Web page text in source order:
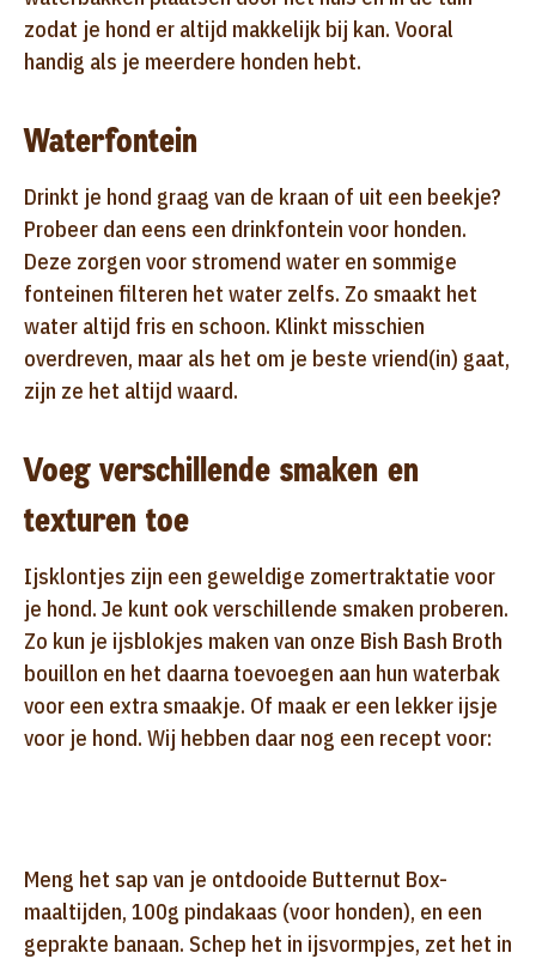
zodat je hond er altijd makkelijk bij kan. Vooral
handig als je meerdere honden hebt.
Waterfontein
Drinkt je hond graag van de kraan of uit een beekje?
Probeer dan eens een drinkfontein voor honden.
Deze zorgen voor stromend water en sommige
fonteinen filteren het water zelfs. Zo smaakt het
water altijd fris en schoon. Klinkt misschien
overdreven, maar als het om je beste vriend(in) gaat,
zijn ze het altijd waard.
Voeg verschillende smaken en
texturen toe
Ijsklontjes zijn een geweldige zomertraktatie voor
je hond. Je kunt ook verschillende smaken proberen.
Zo kun je ijsblokjes maken van onze Bish Bash Broth
bouillon en het daarna toevoegen aan hun waterbak
voor een extra smaakje. Of maak er een lekker ijsje
voor je hond. Wij hebben daar nog een recept voor:
Meng het sap van je ontdooide Butternut Box-
maaltijden, 100g pindakaas (voor honden), en een
geprakte banaan. Schep het in ijsvormpjes, zet het in